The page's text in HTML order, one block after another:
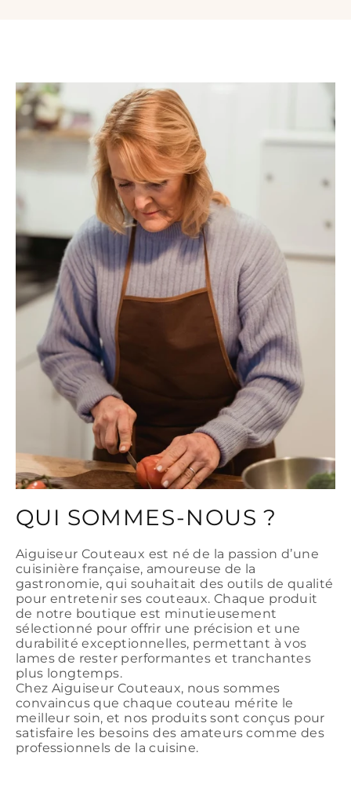
QUI SOMMES-NOUS ?
Aiguiseur Couteaux est né de la passion d’une
cuisinière française, amoureuse de la
gastronomie, qui souhaitait des outils de qualité
pour entretenir ses couteaux. Chaque produit
de notre boutique est minutieusement
sélectionné pour offrir une précision et une
durabilité exceptionnelles, permettant à vos
lames de rester performantes et tranchantes
plus longtemps.
Chez Aiguiseur Couteaux, nous sommes
convaincus que chaque couteau mérite le
meilleur soin, et nos produits sont conçus pour
satisfaire les besoins des amateurs comme des
professionnels de la cuisine.